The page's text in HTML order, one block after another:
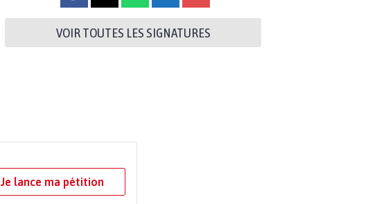
VOIR TOUTES LES SIGNATURES
Je lance ma pétition